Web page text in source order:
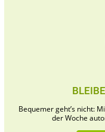
Bequemer geht’s nicht:
der Woche